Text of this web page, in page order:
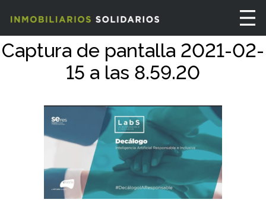
Captura de pantalla 2021-02-
15 a las 8.59.20